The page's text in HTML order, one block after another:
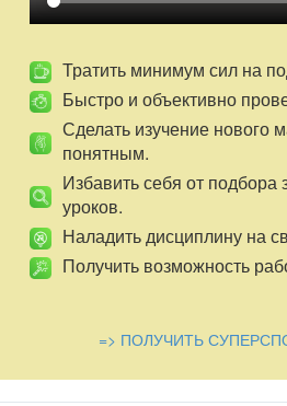
Тратить минимум сил на
Быстро и объективно
Сделать изучение нового
понятным.
Избавить себя от подбора
уроков.
Наладить дисциплину на
Получить возможность
=> ПОЛУЧИТЬ